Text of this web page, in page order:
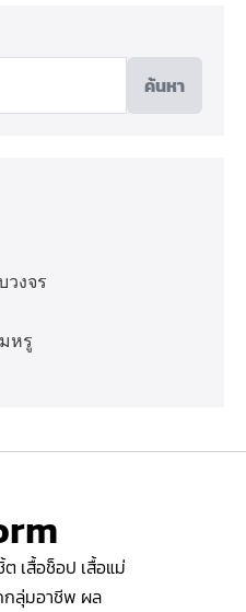
ค้นหา
งจร
หรู
เสื้อช็อป เสื้อแม่
ลุ่มอาชีพ ผล